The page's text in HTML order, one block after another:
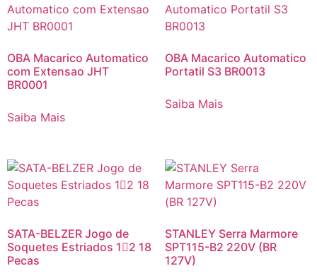
OBA Macarico Automatico
com Extensao JHT
BR0001
Saiba Mais
OBA Macarico Automatico
Portatil S3 BR0013
Saiba Mais
SATA-BELZER Jogo de
Soquetes Estriados 12 18
Pecas
STANLEY Serra Marmore
SPT115-B2 220V (BR
127V)